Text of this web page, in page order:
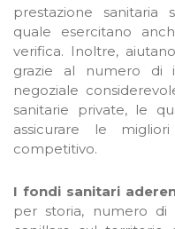
prestazione sanitaria
quale esercitano
verifica. Inoltre,
grazie al numero di
negoziale
sanitarie private, le
assicurare le
competitivo.
I fondi sanitari
per storia, numero di